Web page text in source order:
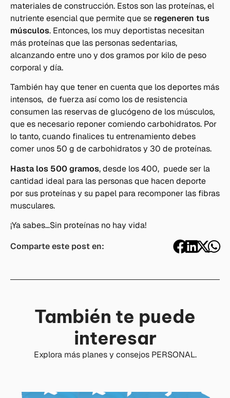
materiales de construcción. Estos son las proteínas, el
nutriente esencial que permite que se regeneren tus
músculos. Entonces, los muy deportistas necesitan
más proteínas que las personas sedentarias,
alcanzando entre uno y dos gramos por kilo de peso
corporal y día.
También hay que tener en cuenta que los deportes más
intensos, de fuerza así como los de resistencia
consumen las reservas de glucógeno de los músculos,
que es necesario reponer comiendo carbohidratos. Por
lo tanto, cuando finalices tu entrenamiento debes
comer unos 50 g de carbohidratos y 30 de proteínas.
Hasta los 500 gramos, desde los 400, puede ser la
cantidad ideal para las personas que hacen deporte
por sus proteínas y su papel para recomponer las fibras
musculares.
¡Ya sabes…Sin proteínas no hay vida!
Comparte este post en:
También te puede
interesar
Explora más planes y consejos PERSONAL.